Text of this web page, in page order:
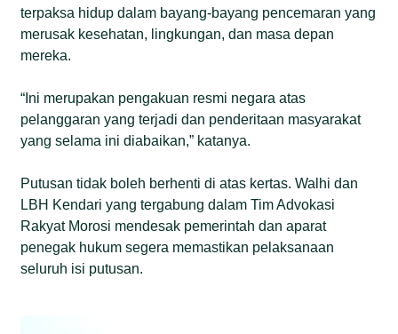
terpaksa hidup dalam bayang-bayang pencemaran yang
merusak kesehatan, lingkungan, dan masa depan
mereka.
“Ini merupakan pengakuan resmi negara atas
pelanggaran yang terjadi dan penderitaan masyarakat
yang selama ini diabaikan,” katanya.
Putusan tidak boleh berhenti di atas kertas. Walhi dan
LBH Kendari yang tergabung dalam Tim Advokasi
Rakyat Morosi mendesak pemerintah dan aparat
penegak hukum segera memastikan pelaksanaan
seluruh isi putusan.